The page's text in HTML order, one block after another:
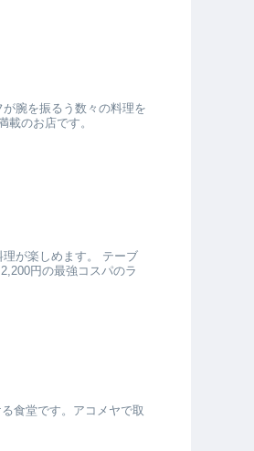
腕を振るう数々の料理を
のお店です。
が楽しめます。 テーブ
円の最強コスパのラ
食堂です。アコメヤで取